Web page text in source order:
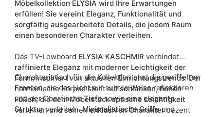
Liefertermin: 7 Werktage
Aufgrund des Produktionsprozesses und der
Materialeigenschaften sind Maßabweichungen von +/- 2–3 cm
möglich.
Möbelkollektion ELYSIA wird Ihre Erwartungen
erfüllen! Sie vereint Eleganz, Funktionalität und
sorgfältig ausgearbeitete Details, die jedem Raum
einen besonderen Charakter verleihen.
Das TV-Lowboard ELYSIA KASCHMIR verbindet
raffinierte Eleganz mit moderner Leichtigkeit der
Form, inspiriert von aktuellenEinrichtungstrends. Der
harmonische Korpus steht aufschlanken, hohen
Füßen, die dem Möbelstückoptische Leichtigkeit
verleihen und seinenexklusiven Charakterdezent
Charakteristisch für die Kollektion sind diegeriffelten
Fronten, die dasLichtauf subtile Weise reflektieren
und der OberflächeTiefesowie eine elegante
Strukturverleihen.Minimalistische Griffeund